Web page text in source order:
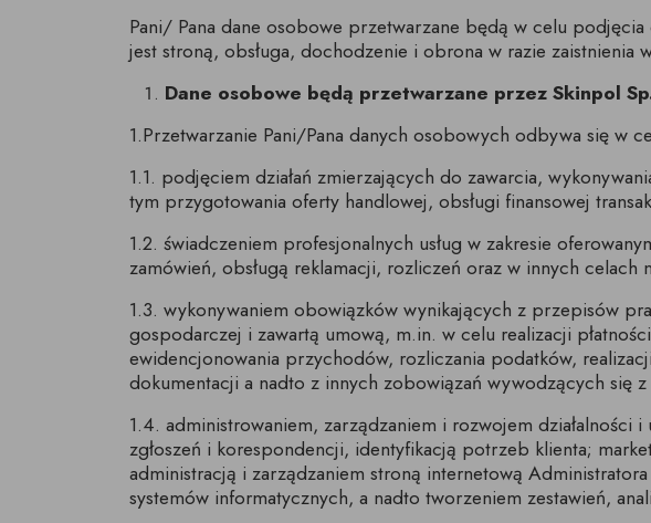
Pani/ Pana dane osobowe przetwarzane będą w celu
jest stroną, obsługa, dochodzenie i obrona w razie zaistnienia
Dane osobowe będą przetwarzane przez Skinpol
1.Przetwarzanie Pani/Pana danych osobowych odbywa się w
1.1. podjęciem działań zmierzających do zawarcia,
tym przygotowania oferty handlowej, obsługi finansowej
1.2. świadczeniem profesjonalnych usług w zakresie
zamówień, obsługą reklamacji, rozliczeń oraz w innych
1.3. wykonywaniem obowiązków wynikających z przepisów
gospodarczej i zawartą umową, m.in. w celu realizacji
ewidencjonowania przychodów, rozliczania podatków,
dokumentacji a nadto z innych zobowiązań wywodzących się
1.4. administrowaniem, zarządzaniem i rozwojem działalności
zgłoszeń i korespondencji, identyfikacją potrzeb klienta;
administracją i zarządzaniem stroną internetową
systemów informatycznych, a nadto tworzeniem zestawień,